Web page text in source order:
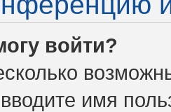
войти?
имя